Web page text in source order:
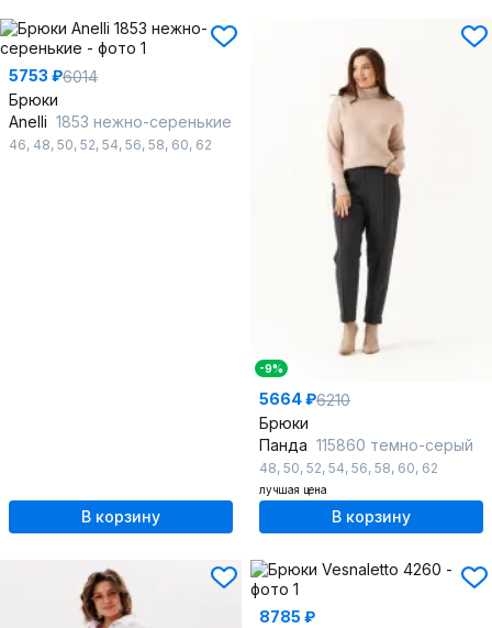
5753 ₽6014
Брюки
Anelli 1853 нежно-серенькие
46, 48, 50, 52, 54, 56, 58, 60, 62
В корзину
-9%
5664 ₽6210
Брюки
Панда 115860 темно-серый
48, 50, 52, 54, 56, 58, 60, 62
лучшая цена
В корзину
8785 ₽